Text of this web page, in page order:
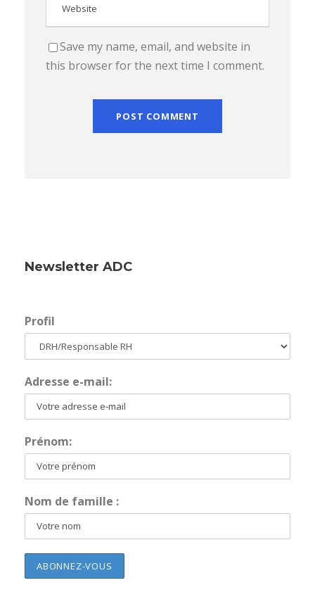
Save my name, email, and website in
this browser for the next time I comment.
Newsletter ADC
Profil
Adresse e-mail:
Prénom:
Nom de famille :